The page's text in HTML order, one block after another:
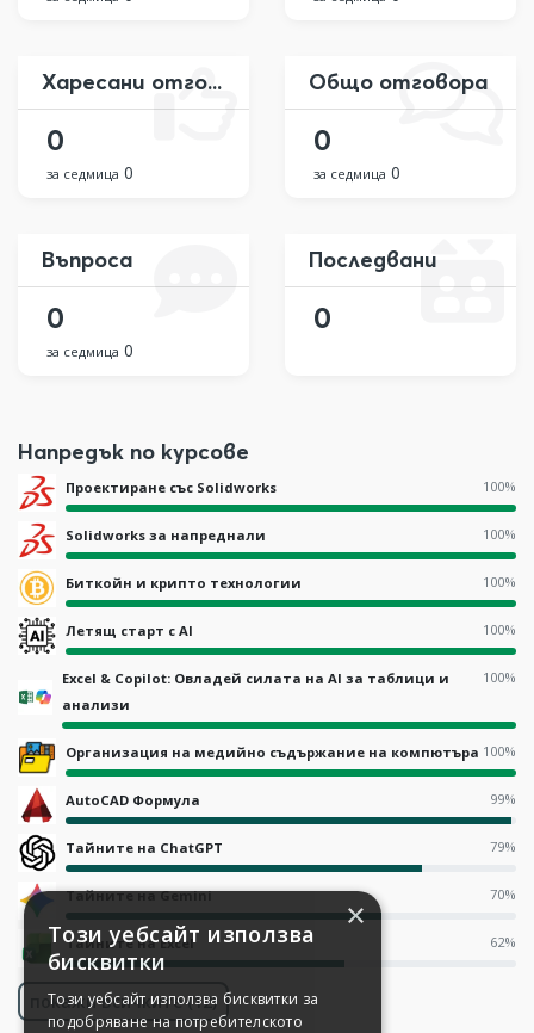
Харесани отговора
0
за седмица 0
Общо отговора
0
за седмица 0
Въпроса
0
за седмица 0
Последвани
0
Напредък по курсове
Проектиране със Solidworks 100%
Solidworks за напреднали 100%
Биткойн и крипто технологии 100%
Летящ старт с AI 100%
Excel & Copilot: Овладей силата на AI за таблици и
анализи
100%
Организация на медийно съдържание на компютъра 100%
AutoCAD Формула 99%
Тайните на ChatGPT 79%
Тайните на Gemini 70%
Тайните на Excel 62%
покажи всичките (12)
×
Този уебсайт използва
бисквитки
Този уебсайт използва бисквитки за
подобряване на потребителското